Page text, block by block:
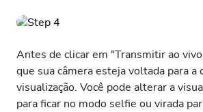
Antes de clicar em "Transmitir ao
que sua câmera esteja voltada para a
visualização. Você pode alterar a
para ficar no modo selfie ou virada